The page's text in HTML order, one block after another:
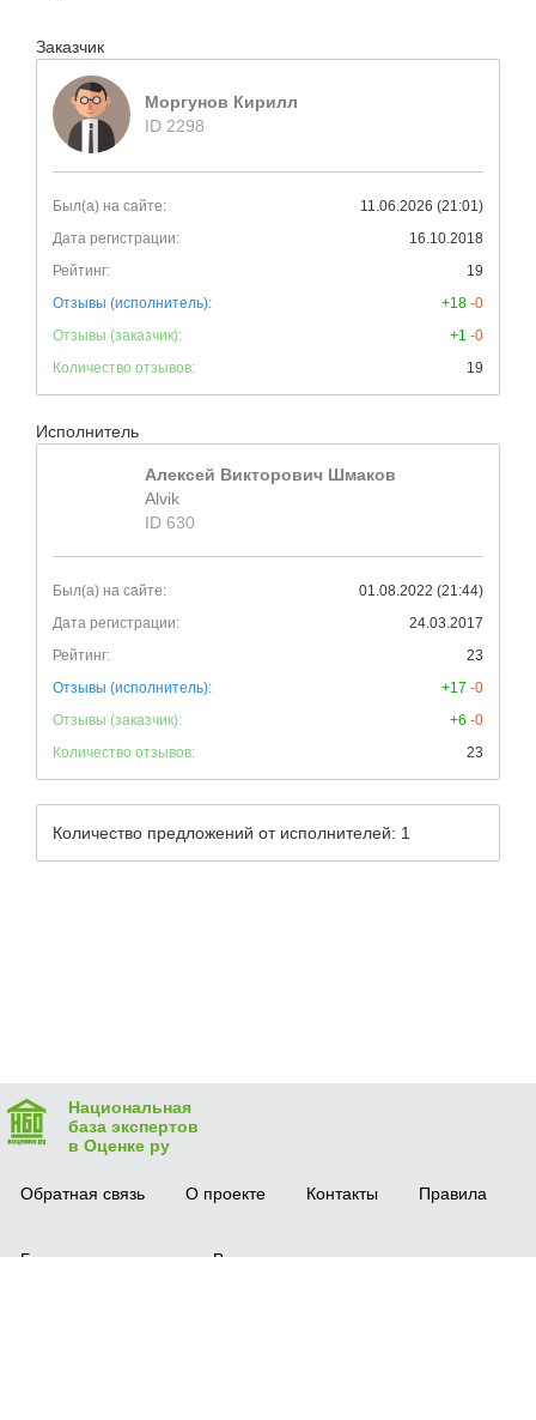
Заказчик
Моргунов Кирилл
ID 2298
Был(а) на сайте:
11.06.2026 (21:01)
Дата регистрации:
16.10.2018
Рейтинг:
19
Отзывы (исполнитель):
+18 -0
Отзывы (заказчик):
+1 -0
Количество отзывов:
19
Исполнитель
Алексей Викторович Шмаков
Alvik
ID 630
Был(а) на сайте:
01.08.2022 (21:44)
Дата регистрации:
24.03.2017
Рейтинг:
23
Отзывы (исполнитель):
+17 -0
Отзывы (заказчик):
+6 -0
Количество отзывов:
23
Количество предложений от исполнителей: 1
Национальная
база экспертов
в Оценке ру
Обратная связь О проекте Контакты Правила
Безопасная сделка Вопрос-ответ